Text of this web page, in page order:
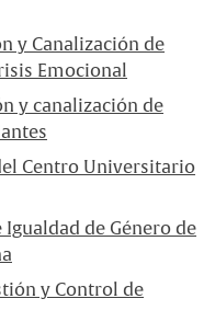
y Canalización de
Emocional
y canalización de
Centro Universitario
Igualdad de Género de
y Control de